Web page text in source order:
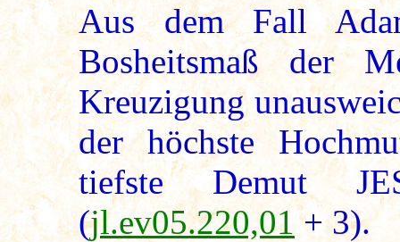
Aus dem Fall
Bosheitsmaß der
Kreuzigung
der höchste
tiefste Demut
(jl.ev05.220,01+ 3).